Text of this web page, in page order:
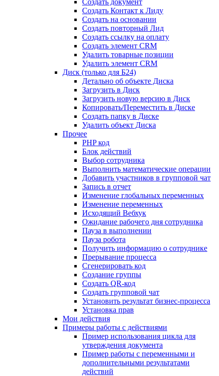
Создать документ
Создать Контакт к Лиду
Создать на основании
Создать повторный Лид
Создать ссылку на оплату
Создать элемент CRM
Удалить товарные позиции
Удалить элемент CRM
Диск (только для Б24)
Детально об объекте Диска
Загрузить в Диск
Загрузить новую версию в Диск
Копировать/Переместить в Диске
Создать папку в Диске
Удалить объект Диска
Прочее
PHP код
Блок действий
Выбор сотрудника
Выполнить математические операции
Добавить участников в групповой чат
Запись в отчет
Изменение глобальных переменных
Изменение переменных
Исходящий Вебхук
Ожидание рабочего дня сотрудника
Пауза в выполнении
Пауза робота
Получить информацию о сотруднике
Прерывание процесса
Сгенерировать код
Создание группы
Создать QR-код
Создать групповой чат
Установить результат бизнес-процесса
Установка прав
Мои действия
Примеры работы с действиями
Пример использования цикла для
утверждения документа
Пример работы с переменными и
дополнительными результатами
действий